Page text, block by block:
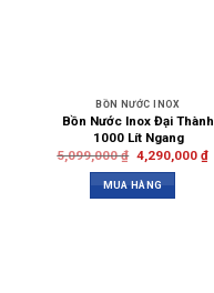
BỒN NƯỚC INOX
Bồn Nước Inox Đại Thành
1000 Lít Ngang
5,099,000₫ 4,290,000 ₫
MUA HÀNG